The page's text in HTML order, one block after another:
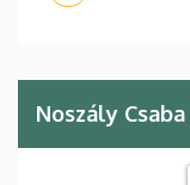
Noszály Csaba